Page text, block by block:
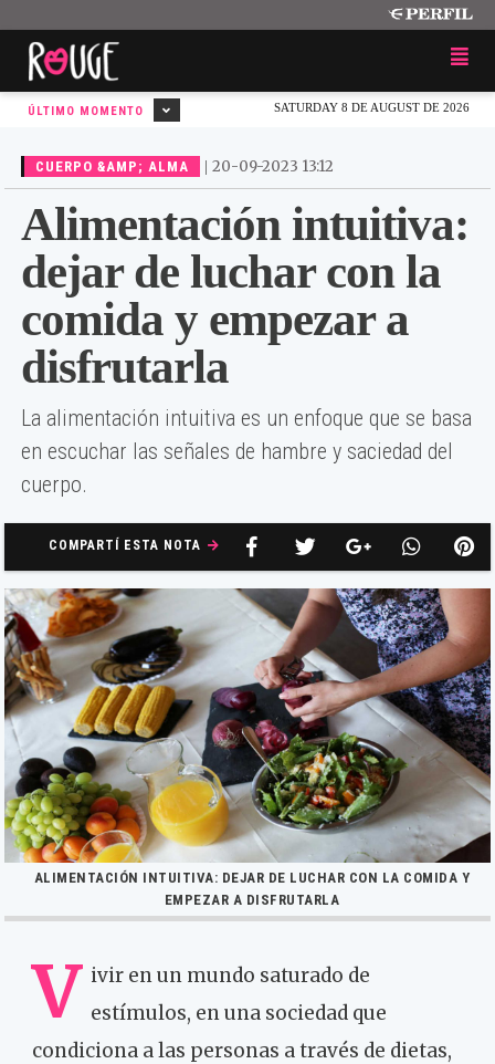
SATURDAY 8 DE AUGUST DE 2026
ÚLTIMO MOMENTO
CUERPO &AMP; ALMA | 20-09-2023 13:12
Alimentación intuitiva:
dejar de luchar con la
comida y empezar a
disfrutarla
La alimentación intuitiva es un enfoque que se basa
en escuchar las señales de hambre y saciedad del
cuerpo.
COMPARTÍ ESTA NOTA
ALIMENTACIÓN INTUITIVA: DEJAR DE LUCHAR CON LA COMIDA Y
EMPEZAR A DISFRUTARLA
V ivir en un mundo saturado de
estímulos, en una sociedad que
condiciona a las personas a través de dietas,